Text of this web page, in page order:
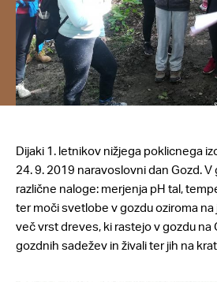
Dijaki 1. letnikov nižjega poklicnega
24. 9. 2019 naravoslovni dan Gozd.
različne naloge: merjenja pH tal,
ter moči svetlobe v gozdu oziroma na
več vrst dreves, ki rastejo v gozdu na
gozdnih sadežev in živali ter jih na